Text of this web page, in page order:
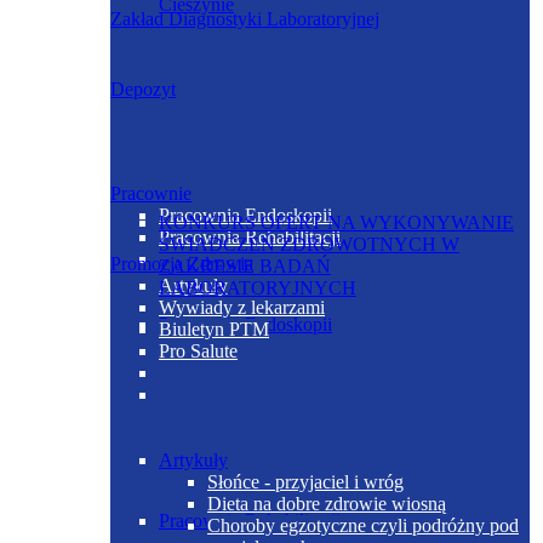
Zakład Diagnostyki Laboratoryjnej
Pracownie
Pracownia Endoskopii
Pracownia Rehabilitacji
Pracownia Endoskopii
Pracownia Rehabilitacji
Depozyt
Promocja Zdrowia
Artykuły
Wywiady z lekarzami
Biuletyn PTM
Pro Salute
Artykuły
Słońce - przyjaciel i wróg
Dieta na dobre zdrowie wiosną
Choroby egzotyczne czyli podróżny pod
Cieszynie
KONKURS OFERT NA WYKONYWANIE
ŚWIADCZEŃ ZDROWOTNYCH W
ZAKRESIE BADAŃ
LABORATORYJNYCH